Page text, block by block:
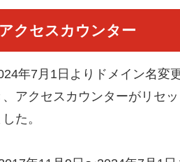
アクセスカウンター
年7月1日よりドメイン名変
、アクセスカウンターがリセ
した。